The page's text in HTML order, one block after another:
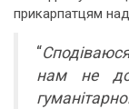
прикарпатцям
“
нам не